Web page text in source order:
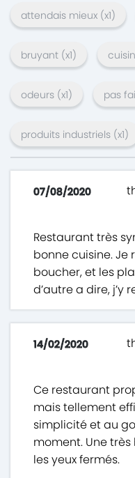
attendais mieux (x1)
bruyant (x1)
odeurs (x1) pas
produits industriels (x1)
07/08/2020
Restaurant très
bonne cuisine.
boucher, et les
d’autre a dire, j’y
14/02/2020
Ce restaurant
mais tellement
simplicité et au
moment. Une
les yeux fermés.